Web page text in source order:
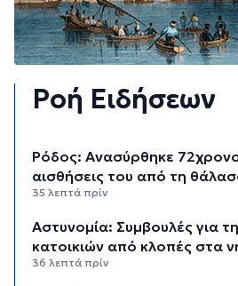
Ροή Ειδήσεων
Ρόδος: Ανασύρθηκε
αισθήσεις του από τη
35 λεπτά πρίν
Αστυνομία: Συμβουλές για
κατοικιών από κλοπές στα
36 λεπτά πρίν